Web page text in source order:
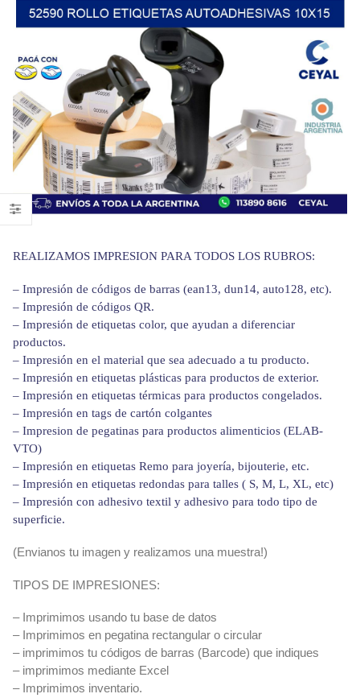
REALIZAMOS IMPRESION PARA TODOS LOS RUBROS:
– Impresión de códigos de barras (ean13, dun14, auto128, etc).
– Impresión de códigos QR.
– Impresión de etiquetas color, que ayudan a diferenciar
productos.
– Impresión en el material que sea adecuado a tu producto.
– Impresión en etiquetas plásticas para productos de exterior.
– Impresión en etiquetas térmicas para productos congelados.
– Impresión en tags de cartón colgantes
– Impresion de pegatinas para productos alimenticios (ELAB-
VTO)
– Impresión en etiquetas Remo para joyería, bijouterie, etc.
– Impresión en etiquetas redondas para talles ( S, M, L, XL, etc)
– Impresión con adhesivo textil y adhesivo para todo tipo de
superficie.
(Envianos tu imagen y realizamos una muestra!)
TIPOS DE IMPRESIONES:
– Imprimimos usando tu base de datos
– Imprimimos en pegatina rectangular o circular
– imprimimos tu códigos de barras (Barcode) que indiques
– imprimimos mediante Excel
– Imprimimos inventario.